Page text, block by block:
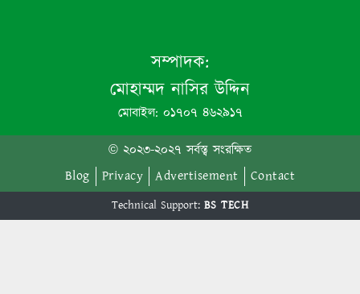
সম্পাদক:
মোহাম্মদ নাসির উদ্দিন
মোবাইল: ০১৭০৭ ৪৬২৯১৭
© ২০২৩-২০২৭ সর্বস্ত্ব সংরক্ষিত
Blog
Privacy Advertisement Contact
Technical Support: BS TECH